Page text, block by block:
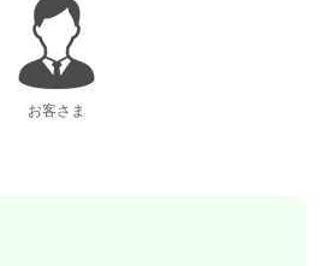
お客さま